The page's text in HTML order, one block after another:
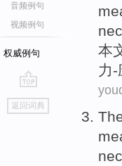
音频例句
视频例句
权威例句
go
top
返回词典
本
力-